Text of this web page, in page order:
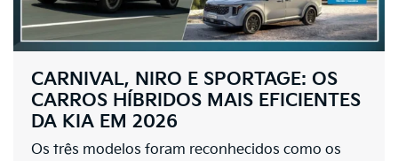
CARNIVAL, NIRO E SPORTAGE: OS
CARROS HÍBRIDOS MAIS EFICIENTES
DA KIA EM 2026
Os três modelos foram reconhecidos como os